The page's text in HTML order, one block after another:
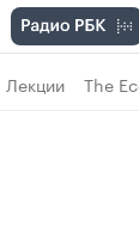
Лекции The